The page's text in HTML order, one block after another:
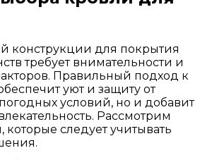
конструкции для покрытия
требует внимательности и
Правильный подход к
уют и защиту от
условий, но и добавит
Рассмотрим
следует учитывать